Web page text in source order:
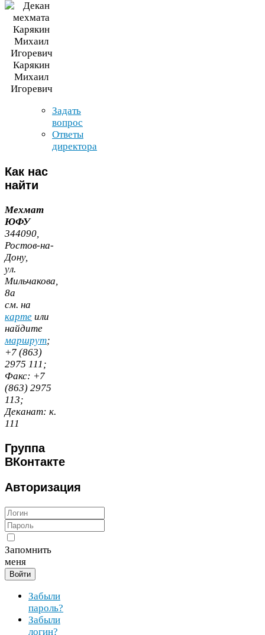
Карякин
Михаил
Игоревич
Задать
вопрос
Ответы
директора
Как нас
найти
Мехмат
ЮФУ
344090,
Ростов-​на-​
Дону,
ул.
Мильчакова,
8а
cм. на
карте или
найдите
маршрут;
+7 (863)
2975 111;
Факс: +7
(863) 2975
113;
Деканат: к.
111
Группа
ВКонтакте
Авторизация
Запомнить
меня
Войти
Забыли
пароль?
Забыли
логин?